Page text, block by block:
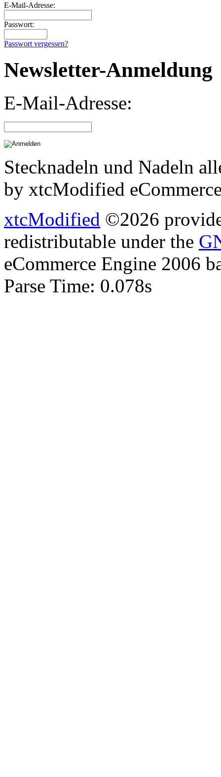
E-Mail-Adresse:
Passwort:
Passwort vergessen?
Newsletter-Anmeldung
E-Mail-Adresse:
Stecknadeln und Nadeln
by xtcModified
xtcModified ©2026
redistributable under the
eCommerce Engine 2006
Parse Time: 0.078s